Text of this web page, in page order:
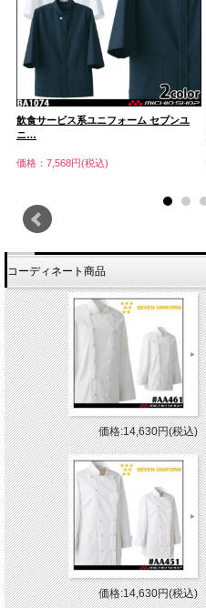
飲食サービス系ユニフォーム セブンユ
ニ…
価格：7,568円(税込)
コーディネート商品
価格:14,630円(税込)
価格:14,630円(税込)